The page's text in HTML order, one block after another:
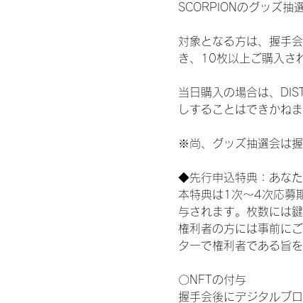
SCORPIONのグッズ抽
対象となる方は、握手
き、10枚以上ご購入さ
当日購入の場合は、
しすることはできかねま
※尚、グッズ抽選会は
◆先行申込特典：あなた
本特典は1次〜4次応募
与されます。枚数には
権利者の方には事前に
ターで権利者である旨
〇NFTの付与
握手会後にデジタルブ